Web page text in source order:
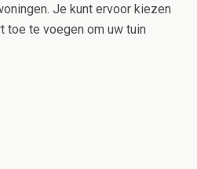
Je kunt ervoor kiezen
toe te voegen om uw tuin